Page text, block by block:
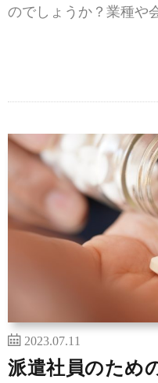
のでしょうか？業種や
2023.07.11
派遣社員のため